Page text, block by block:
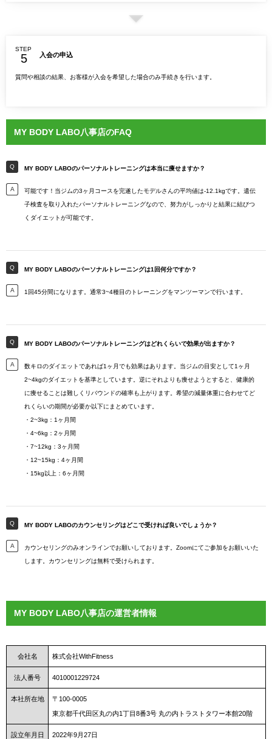
STEP
入会の申込
質問や相談の結果、お客様が入会を希望した場合のみ手続きを行います。
MY BODY LABO八事店のFAQ
MY BODY LABOのパーソナルトレーニングは本当に痩せますか？
可能です！当ジムの3ヶ月コースを完遂したモデルさんの平均値は-12.1kgです。遺伝
子検査を取り入れたパーソナルトレーニングなので、努力がしっかりと結果に結びつ
くダイエットが可能です。
MY BODY LABOのパーソナルトレーニングは1回何分ですか？
1回45分間になります。通常3~4種目のトレーニングをマンツーマンで行います。
MY BODY LABOのパーソナルトレーニングはどれくらいで効果が出ますか？
数キロのダイエットであれば1ヶ月でも効果はあります。当ジムの目安として1ヶ月
2~4kgのダイエットを基準としています。逆にそれよりも痩せようとすると、健康的
に痩せることは難しくリバウンドの確率も上がります。希望の減量体重に合わせてど
れくらいの期間が必要か以下にまとめています。
・2~3kg：1ヶ月間
・4~6kg：2ヶ月間
・7~12kg：3ヶ月間
・12~15kg：4ヶ月間
・15kg以上：6ヶ月間
MY BODY LABOのカウンセリングはどこで受ければ良いでしょうか？
カウンセリングのみオンラインでお願いしております。Zoomにてご参加をお願いいた
します。カウンセリングは無料で受けられます。
MY BODY LABO八事店の運営者情報
会社名 株式会社WithFitness
法人番号 4010001229724
本社所在地
〒100-0005
東京都千代田区丸の内1丁目8番3号 丸の内トラストタワー本館20階
設立年月日 2022年9月27日